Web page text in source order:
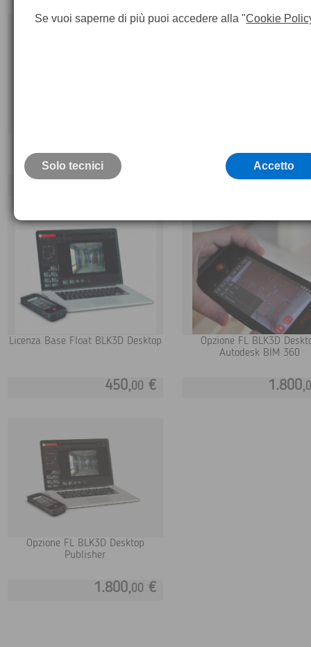
Document
450,
BIM 360
1.800,
Licenza Base Float BLK3D Desktop
450,00 €
Opzione FL BLK3D
Autodesk BIM 360
1.800,
Opzione FL BLK3D Desktop
Publisher
1.800,00 €
Se vuoi saperne di più puoi accedere alla "Cookie
Solo tecnici Accetto